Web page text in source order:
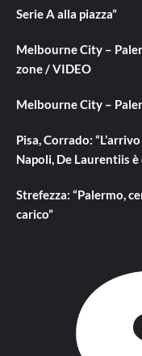
Serie A alla piazza”
Melbourne City –
zone / VIDEO
Melbourne City –
Pisa, Corrado:
Napoli, De Laurentiis
Strefezza: “Palermo,
carico”